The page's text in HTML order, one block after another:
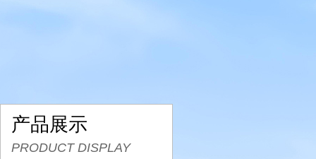
产品展示
PRODUCT DISPLAY